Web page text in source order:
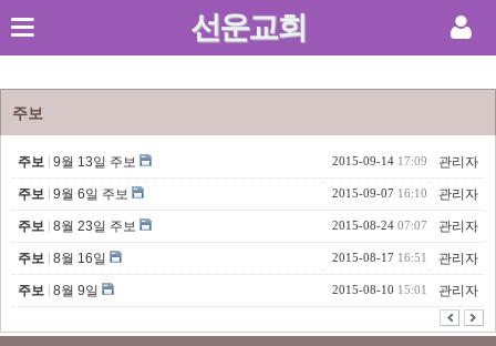
선운교회
주보
주보 9월 13일 주보 2015-09-14 17:09 관리자
주보 9월 6일 주보 2015-09-07 16:10 관리자
주보 8월 23일 주보 2015-08-24 07:07 관리자
주보 8월 16일 2015-08-17 16:51 관리자
주보 8월 9일 2015-08-10 15:01 관리자
Sketchbook5, 스케치북5
Sketchbook5, 스케치북5